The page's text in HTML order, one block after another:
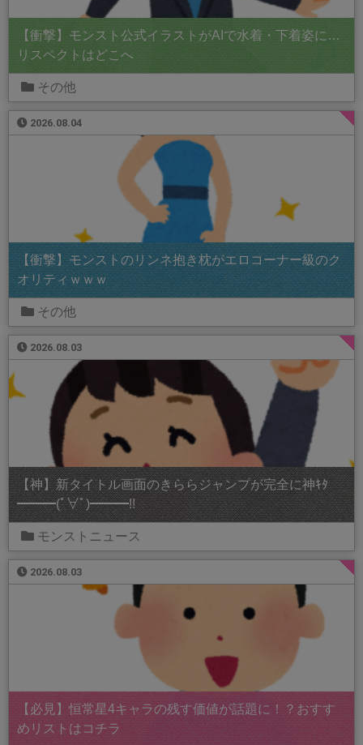
【衝撃】モンスト公式イラストがAIで水着・下着姿に…
リスペクトはどこへ
その他
2026.08.04
【衝撃】モンストのリンネ抱き枕がエロコーナー級のク
オリティｗｗｗ
その他
2026.08.03
【神】新タイトル画面のきららジャンプが完全に神ｷﾀ
━━━(ﾟ∀ﾟ)━━━!!
モンストニュース
2026.08.03
【必見】恒常星4キャラの残す価値が話題に！？おすす
めリストはコチラ